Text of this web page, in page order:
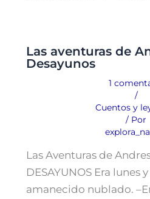
Las aventuras de
Desayunos
1
/
Cuentos y
/ Por
Las Aventuras de
DESAYUNOS Era lunes
amanecido nublado.